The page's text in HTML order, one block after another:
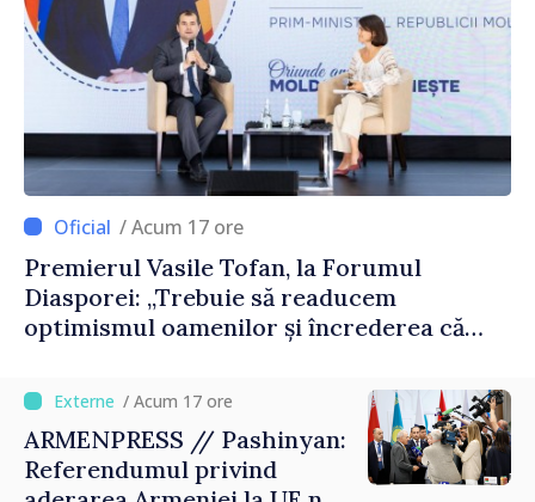
/ Acum 17 ore
Premierul Vasile Tofan, la Forumul
Diasporei: „Trebuie să readucem
optimismul oamenilor și încrederea că
corectă”
/ Acum 17 ore
ARMENPRESS // Pashinyan:
Referendumul privind